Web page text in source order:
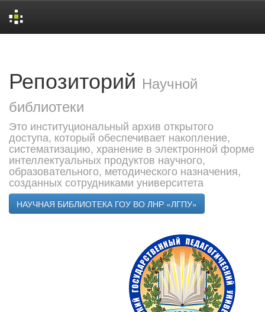
Репозиторий Научной
библиотеки
Это институциональный архив открытого
доступа, который обеспечивает накопление,
систематизацию, хранение в электронной форме
интеллектуальных продуктов научного,
образовательного, методического назначения,
созданных сотрудниками университета
НАУЧНАЯ БИБЛИОТЕКА ГОУ ВО ЛНР «ЛГПУ»